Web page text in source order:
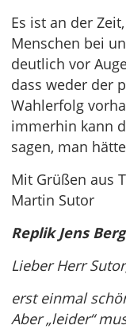
Es ist an der
Menschen bei
deutlich vor
dass weder der
Wahlerfolg
immerhin kann
sagen, man
Mit Grüßen aus
Martin Sutor
Replik Jens
Lieber Herr
erst einmal
Aber „leider“